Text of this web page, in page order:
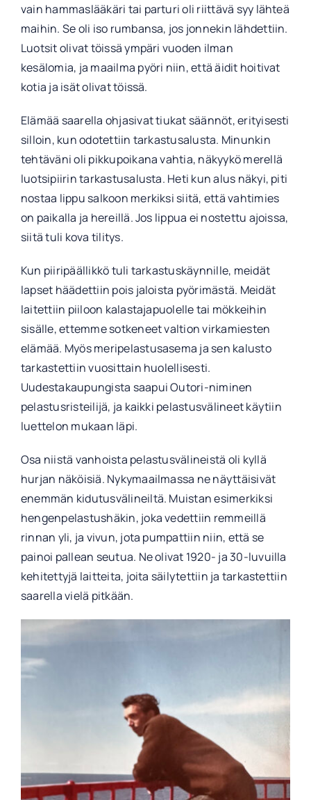
vain hammaslääkäri tai parturi oli riittävä syy lähteä
maihin. Se oli iso rumbansa, jos jonnekin lähdettiin.
Luotsit olivat töissä ympäri vuoden ilman
kesälomia, ja maailma pyöri niin, että äidit hoitivat
kotia ja isät olivat töissä.
Elämää saarella ohjasivat tiukat säännöt, erityisesti
silloin, kun odotettiin tarkastusalusta. Minunkin
tehtäväni oli pikkupoikana vahtia, näkyykö merellä
luotsipiirin tarkastusalusta. Heti kun alus näkyi, piti
nostaa lippu salkoon merkiksi siitä, että vahtimies
on paikalla ja hereillä. Jos lippua ei nostettu ajoissa,
siitä tuli kova tilitys.
Kun piiripäällikkö tuli tarkastuskäynnille, meidät
lapset häädettiin pois jaloista pyörimästä. Meidät
laitettiin piiloon kalastajapuolelle tai mökkeihin
sisälle, ettemme sotkeneet valtion virkamiesten
elämää. Myös meripelastusasema ja sen kalusto
tarkastettiin vuosittain huolellisesti.
Uudestakaupungista saapui Outori-niminen
pelastusristeilijä, ja kaikki pelastusvälineet käytiin
luettelon mukaan läpi.
Osa niistä vanhoista pelastusvälineistä oli kyllä
hurjan näköisiä. Nykymaailmassa ne näyttäisivät
enemmän kidutusvälineiltä. Muistan esimerkiksi
hengenpelastushäkin, joka vedettiin remmeillä
rinnan yli, ja vivun, jota pumpattiin niin, että se
painoi pallean seutua. Ne olivat 1920- ja 30-luvuilla
kehitettyjä laitteita, joita säilytettiin ja tarkastettiin
saarella vielä pitkään.